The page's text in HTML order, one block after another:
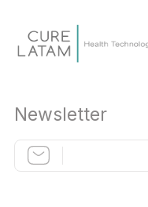
Newsletter